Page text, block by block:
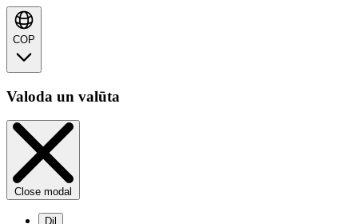
COP
Valoda un valūta
Close modal
Dil